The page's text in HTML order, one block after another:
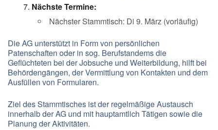
Nächste Termine:
Nächster Stammtisch: Di 9. März (vorläufig)
Die AG unterstützt in Form von persönlichen
Patenschaften oder in sog. Berufstandems die
Geflüchteten bei der Jobsuche und Weiterbildung, hilft bei
Behördengängen, der Vermittlung von Kontakten und dem
Ausfüllen von Formularen.
Ziel des Stammtisches ist der regelmäßige Austausch
innerhalb der AG und mit hauptamtlich Tätigen sowie die
Planung der Aktivitäten.